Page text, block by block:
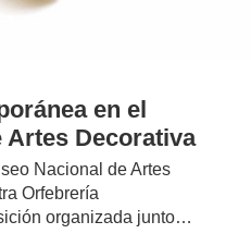
en el
Artes Decorativa
Nacional de Artes
Orfebrería
organizada junto…